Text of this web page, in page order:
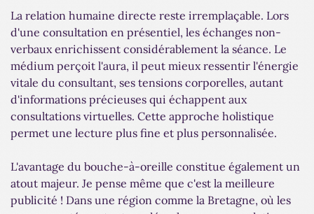
La relation humaine directe reste irremplaçable. Lors
d'une consultation en présentiel, les échanges non-
verbaux enrichissent considérablement la séance. Le
médium perçoit l'aura, il peut mieux ressentir l'énergie
vitale du consultant, ses tensions corporelles, autant
d'informations précieuses qui échappent aux
consultations virtuelles. Cette approche holistique
permet une lecture plus fine et plus personnalisée.
L'avantage du bouche-à-oreille constitue également un
atout majeur. Je pense même que c'est la meilleure
publicité ! Dans une région comme la Bretagne, où les